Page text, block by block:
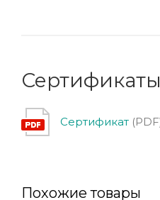
Сертификаты
Сертификат
Похожие товары